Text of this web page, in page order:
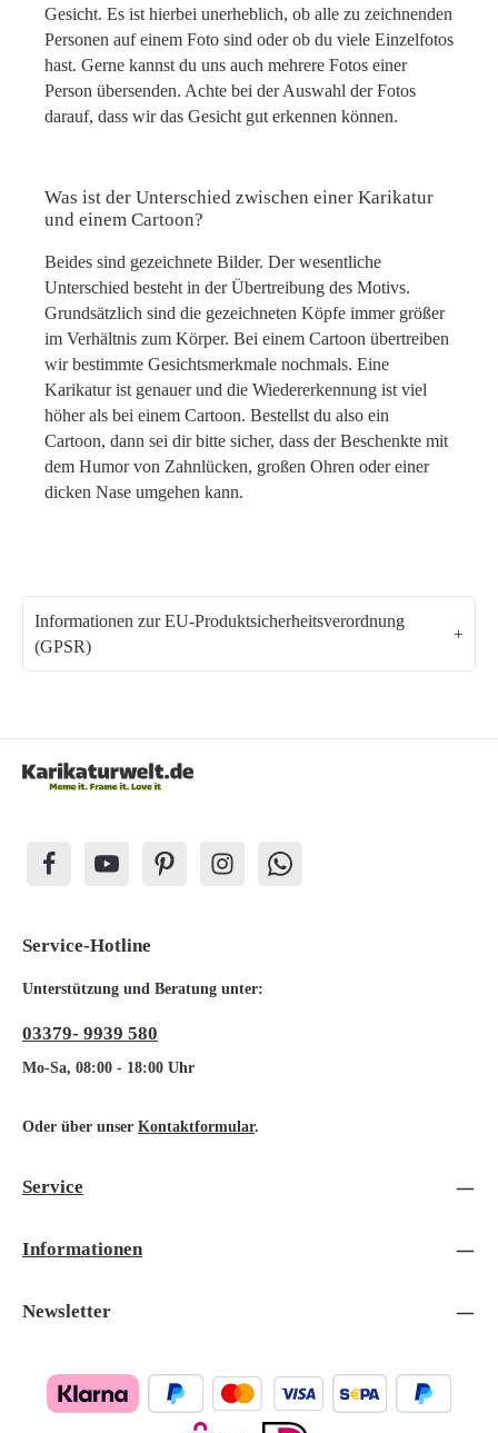
Gesicht. Es ist hierbei unerheblich, ob alle zu zeichnenden
Personen auf einem Foto sind oder ob du viele Einzelfotos
hast. Gerne kannst du uns auch mehrere Fotos einer
Person übersenden. Achte bei der Auswahl der Fotos
darauf, dass wir das Gesicht gut erkennen können.
Was ist der Unterschied zwischen einer Karikatur
und einem Cartoon?
Beides sind gezeichnete Bilder. Der wesentliche
Unterschied besteht in der Übertreibung des Motivs.
Grundsätzlich sind die gezeichneten Köpfe immer größer
im Verhältnis zum Körper. Bei einem Cartoon übertreiben
wir bestimmte Gesichtsmerkmale nochmals. Eine
Karikatur ist genauer und die Wiedererkennung ist viel
höher als bei einem Cartoon. Bestellst du also ein
Cartoon, dann sei dir bitte sicher, dass der Beschenkte mit
dem Humor von Zahnlücken, großen Ohren oder einer
dicken Nase umgehen kann.
Informationen zur EU-Produktsicherheitsverordnung
(GPSR)
Service-Hotline
Unterstützung und Beratung unter:
03379- 9939 580
Mo-Sa, 08:00 - 18:00 Uhr
Oder über unser Kontaktformular.
Service
Informationen
Newsletter